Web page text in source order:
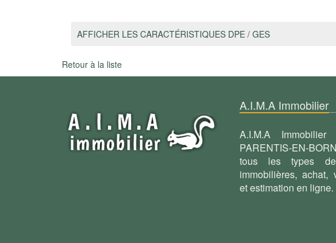
AFFICHER LES CARACTÉRISTIQUES DPE / GES
Retour à la liste
A.I.M.A Immobilier
A.I.M.A
PARENTIS-EN-
tous les types de
immobilières, achat,
et estimation en ligne.